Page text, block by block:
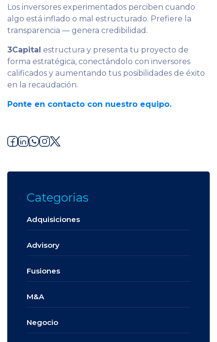
Los inversores experimentados perciben cuando
algo está inflado o mal estructurado. Prefiere la
transparencia — genera credibilidad.
3Capital estructura y presenta tu proyecto de
forma estratégica, conectándolo con inversores
calificados y aumentando tus posibilidades de éxito
en la recaudación.
Ponte en contacto con nuestro equipo.
Categorias
Adquisiciones
Advisory
Fusiones
M&A
Negocio